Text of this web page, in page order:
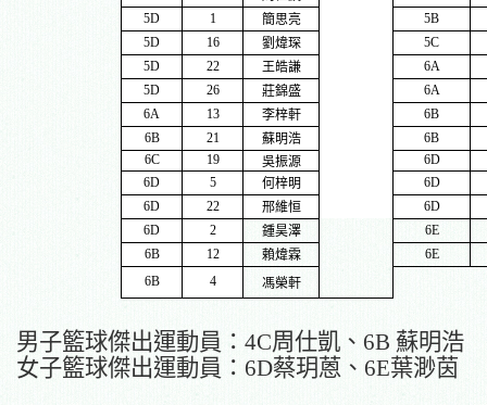
5D
1 簡思亮
5B
5D
16 劉煒琛
5C
5D
22 王皓謙
6A
5D
26 莊錦盛
6A
6A
13 李梓軒
6B
6B
21 蘇明浩
6B
6C
19 吳振源
6D
6D
5 何梓明
6D
6D
22 邢維恒
6D
6D
2 鍾昊澤
6E
6B
12 賴煒霖
6E
6B
4 馮榮軒
男子籃球傑出運動員： 4C周仕凱、 6B 蘇明浩
女子籃球傑出運動員： 6D蔡玥蒽、 6E葉渺茵